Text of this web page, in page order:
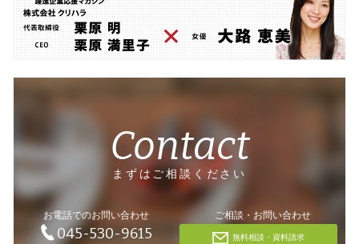
Contact
まずはご相談ください
お電話でのお問い合わせ
045-530-9615
ご相談・お問い合わせ
無料相談・資料請求